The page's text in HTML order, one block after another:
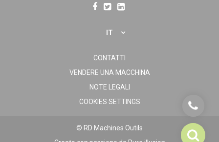
IT
CONTATTI
VENDERE UNA MACCHINA
NOTE LEGALI
COOKIES SETTINGS
© RD Machines Outils